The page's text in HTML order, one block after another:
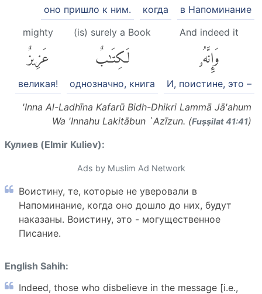
в Напоминание
когда
оно пришло к ним.
And indeed it
وَإِنَّهُۥ
И, поистине, это –
(is) surely a Book
لَكِتَٰبٌ
однозначно, книга
mighty
عَزِيزٌ
великая!
'Inna Al-Ladhīna Kafarū Bidh-Dhikri Lammā Jā'ahum
Wa 'Innahu Lakitābun `Azīzun. (Fuṣṣilat 41:41)
Кулиев (Elmir Kuliev):
Ads by Muslim Ad Network
Воистину, те, которые не уверовали в
Напоминание, когда оно дошло до них, будут
наказаны. Воистину, это - могущественное
Писание.
English Sahih:
Indeed, those who disbelieve in the message [i.e.,